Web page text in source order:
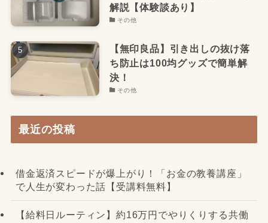
解説【体験談あり】
その他
【無印良品】引き出しの抜け落
ち防止は100均グッズで簡単解
決！
その他
最近の投稿
借金返済スピードが爆上がり！「お金の教養講座」
で人生が変わった話【受講料無料】
【給料日ルーティン】約16万円でやりくりする共働